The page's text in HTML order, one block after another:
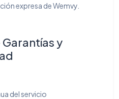
expresa de Wemvy.
y
del servicio